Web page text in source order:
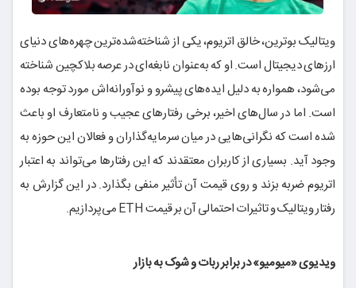
ویتالیک بوترین، خالق اتریوم، یکی از شناخته‌شده‌ترین چهره‌های دنیای
ارزهای دیجیتال است. او که به‌عنوان نابغه‌ای در عرصه بلاکچین شناخته
می‌شود، همواره به دلیل ایده‌های پیشرو و نوآورانه‌اش مورد توجه بوده
است. اما در سال‌های اخیر، برخی رفتارهای عجیب و نامتعارف او باعث
شده است که نگرانی‌هایی در میان سرمایه‌گذاران و فعالان این حوزه به
وجود آید. بسیاری از کاربران معتقدند که این رفتارها می‌تواند به اعتبار
اتریوم ضربه بزند و روی قیمت آن تأثیر منفی بگذارد. در این گزارش به
رفتار ویتالیک و تاثیرات احتمالی آن بر قیمت ETH می‌پردازیم.
ویدیوی «میومیو» در برابر ربات و شوک به بازار